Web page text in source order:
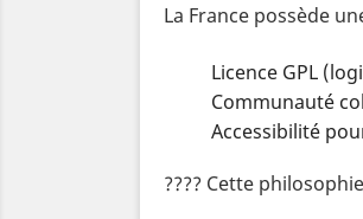
La France possède
Licence GPL
Communauté
Accessibilité
???? Cette